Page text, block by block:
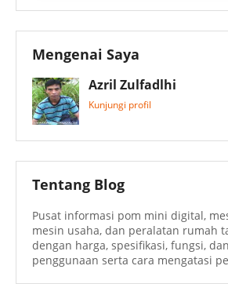
Mengenai Saya
Azril Zulfadlhi
Kunjungi profil
Tentang Blog
Pusat informasi pom mini digital,
mesin usaha, dan peralatan rumah
dengan harga, spesifikasi, fungsi,
penggunaan serta cara mengatasi